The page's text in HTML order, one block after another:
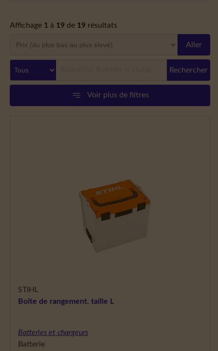
Affichage 1 à 19 de 19 résultats
Aller
Rechercher
Voir plus de filtres
STIHL
Boîte de rangement, taille L
Batteries et chargeurs
Batterie